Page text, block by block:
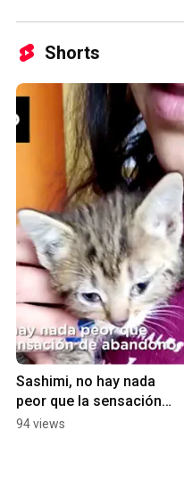
Shorts
Sashimi, no hay nada
peor que la sensación
de abandono.
94 views